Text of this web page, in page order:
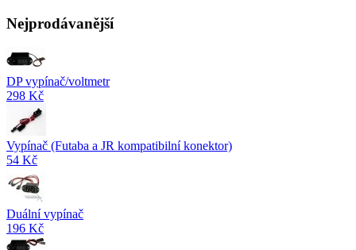
Nejprodávanější
DP vypínač/voltmetr
298 Kč
Vypínač (Futaba a JR kompatibilní konektor)
54 Kč
Duální vypínač
196 Kč